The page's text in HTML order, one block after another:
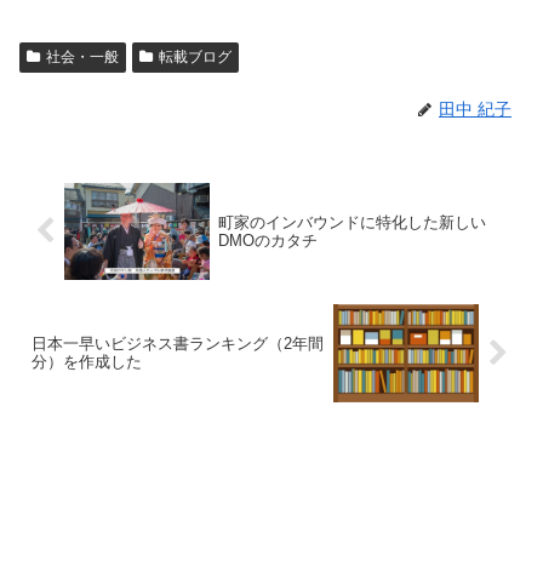
社会・一般 転載ブログ
田中 紀子
町家のインバウンドに特化した新しい
DMOのカタチ
日本一早いビジネス書ランキング（2年間
分）を作成した